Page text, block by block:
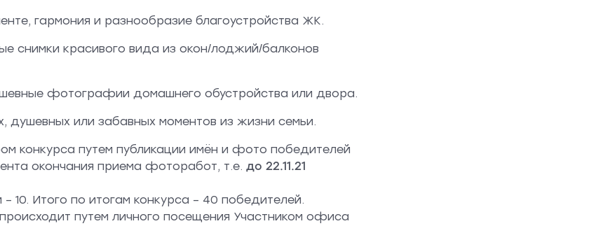
гармония и разнообразие благоустройства ЖК.
снимки красивого вида из окон/лоджий/балконов
фотографии домашнего обустройства или двора.
душевных или забавных моментов из жизни семьи.
конкурса путем публикации имён и фото победителей
окончания приема фоторабот, т.е. до 22.11.21
10. Итого по итогам конкурса – 40 победителей.
путем личного посещения Участником офиса